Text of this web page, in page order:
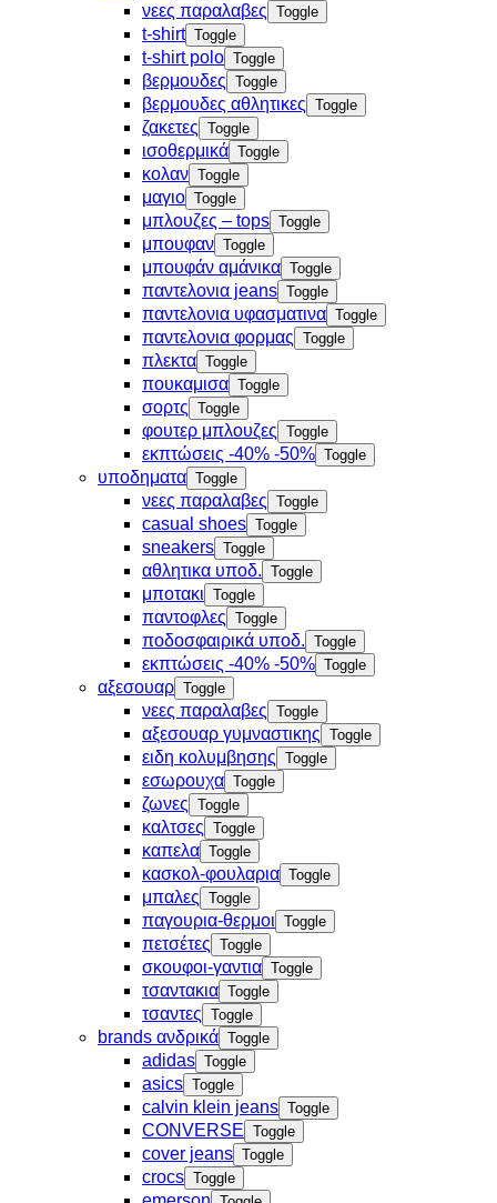
νεες παραλαβες Toggle
t-shirt Toggle
t-shirt polo Toggle
βερμουδες Toggle
βερμουδες αθλητικες Toggle
ζακετες Toggle
ισοθερμικά Toggle
κολαν Toggle
μαγιο Toggle
μπλουζες – tops Toggle
μπουφαν Toggle
μπουφάν αμάνικα Toggle
παντελονια jeans Toggle
παντελονια υφασματινα Toggle
παντελονια φορμας Toggle
πλεκτα Toggle
πουκαμισα Toggle
σορτς Toggle
φουτερ μπλουζες Toggle
εκπτώσεις -40% -50% Toggle
υποδηματα Toggle
νεες παραλαβες Toggle
casual shoes Toggle
sneakers Toggle
αθλητικα υποδ. Toggle
μποτακι Toggle
παντοφλες Toggle
ποδοσφαιρικά υποδ. Toggle
εκπτώσεις -40% -50% Toggle
αξεσουαρ Toggle
νεες παραλαβες Toggle
αξεσουαρ γυμναστικης Toggle
ειδη κολυμβησης Toggle
εσωρουχα Toggle
ζωνες Toggle
καλτσες Toggle
καπελα Toggle
κασκολ-φουλαρια Toggle
μπαλες Toggle
παγουρια-θερμοι Toggle
πετσέτες Toggle
σκουφοι-γαντια Toggle
τσαντακια Toggle
τσαντες Toggle
brands ανδρικά Toggle
adidas Toggle
asics Toggle
calvin klein jeans Toggle
CONVERSE Toggle
cover jeans Toggle
crocs Toggle